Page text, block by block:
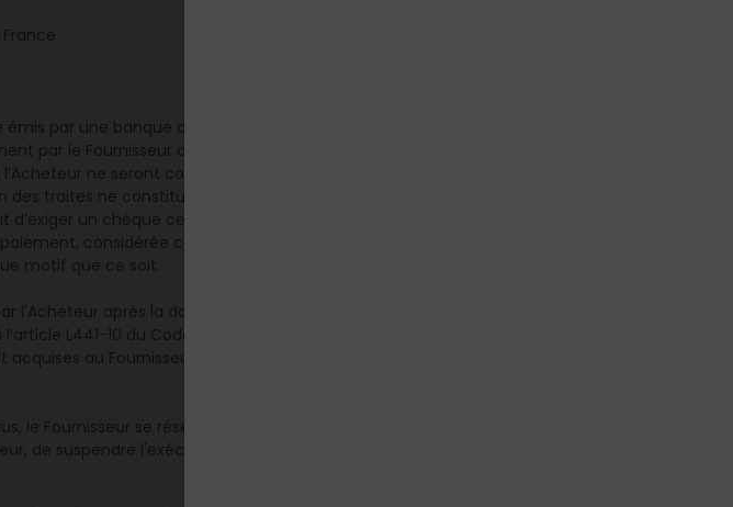
par une banque domiciliée dans le pays dans lequel est
par le Fournisseur des sommes. La mise en encaissement des
ne seront considérés comme définitifs qu’après
traites ne constitue ni novation, ni dérogation aux conditions
d’exiger un chèque certifié à tout moment. Chaque vente,
considérée comme une affaire isolée. Par conséquent,
motif que ce soit.
l'Acheteur après la date de paiement figurant sur la facture
L441-10 du Code de commerce du montant TTC du prix
au Fournisseur, sans formalité aucune ni mise en
Fournisseur se réserve en outre le droit de suspendre ou
de suspendre l'exécution de ses obligations et de diminuer ou